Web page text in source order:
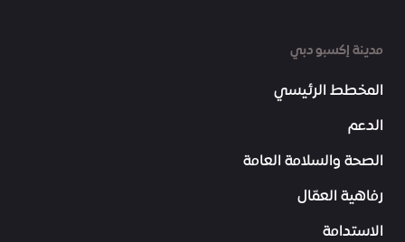
مدينة إكسبو دبي
المخطط الرئيسي
الدعم
الصحة والسلامة العامة
رفاهية العمّال
الاستدامة